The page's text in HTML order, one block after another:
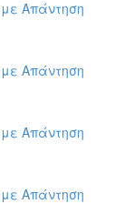
Απάντηση
Απάντηση
Απάντηση
Απάντηση